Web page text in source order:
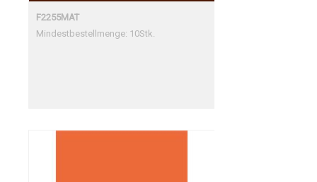
F2255MAT
Mindestbestellmenge: 10Stk.